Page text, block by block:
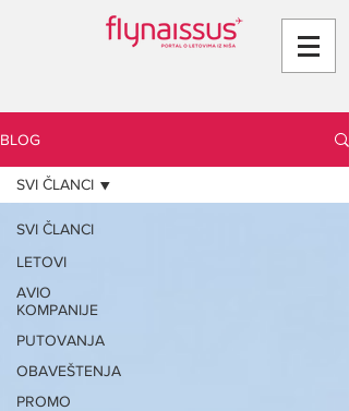
BLOG
SVI ČLANCI
LETOVI
AVIO
KOMPANIJE
PUTOVANJA
OBAVEŠTENJA
PROMO
SVI ČLANCI